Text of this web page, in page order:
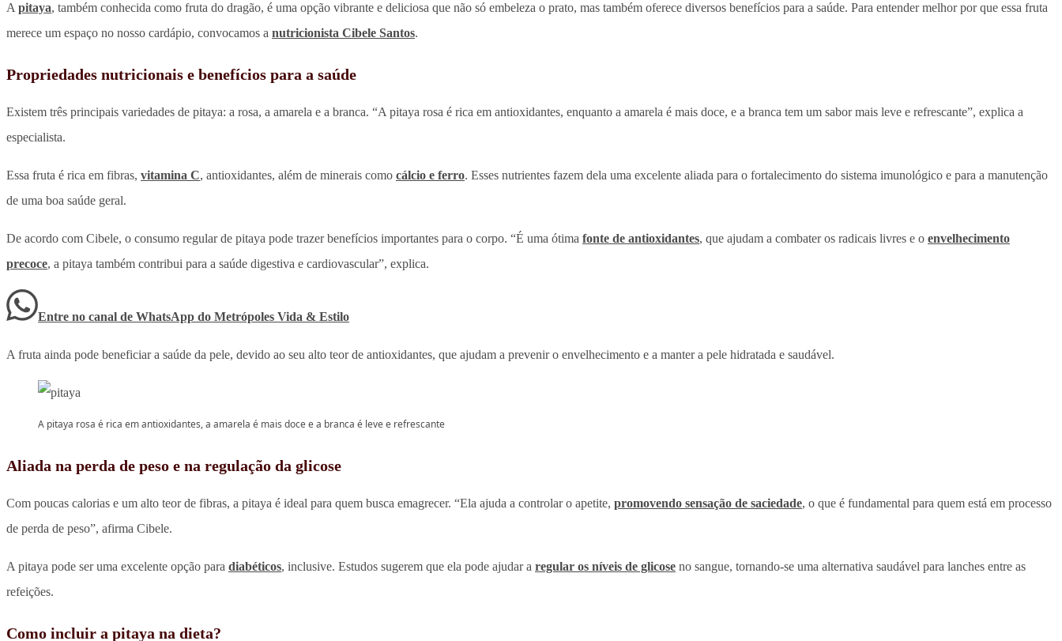
A pitaya, também conhecida como fruta do dragão, é uma opção vibrante e deliciosa que não só embeleza o prato, mas também oferece diversos benefícios para a saúde. Para entender melhor por que essa fruta
merece um espaço no nosso cardápio, convocamos a nutricionista Cibele Santos.
Propriedades nutricionais e benefícios para a saúde
Existem três principais variedades de pitaya: a rosa, a amarela e a branca. “A pitaya rosa é rica em antioxidantes, enquanto a amarela é mais doce, e a branca tem um sabor mais leve e refrescante”, explica a
especialista.
Essa fruta é rica em fibras, vitamina C, antioxidantes, além de minerais como cálcio e ferro. Esses nutrientes fazem dela uma excelente aliada para o fortalecimento do sistema imunológico e para a manutenção
de uma boa saúde geral.
De acordo com Cibele, o consumo regular de pitaya pode trazer benefícios importantes para o corpo. “É uma ótima fonte de antioxidantes, que ajudam a combater os radicais livres e o envelhecimento
precoce, a pitaya também contribui para a saúde digestiva e cardiovascular”, explica.
Entre no canal de WhatsApp do Metrópoles Vida & Estilo
A fruta ainda pode beneficiar a saúde da pele, devido ao seu alto teor de antioxidantes, que ajudam a prevenir o envelhecimento e a manter a pele hidratada e saudável.
A pitaya rosa é rica em antioxidantes, a amarela é mais doce e a branca é leve e refrescante
Aliada na perda de peso e na regulação da glicose
Com poucas calorias e um alto teor de fibras, a pitaya é ideal para quem busca emagrecer. “Ela ajuda a controlar o apetite, promovendo sensação de saciedade, o que é fundamental para quem está em processo
de perda de peso”, afirma Cibele.
A pitaya pode ser uma excelente opção para diabéticos, inclusive. Estudos sugerem que ela pode ajudar a regular os níveis de glicose no sangue, tornando-se uma alternativa saudável para lanches entre as
refeições.
Como incluir a pitaya na dieta?